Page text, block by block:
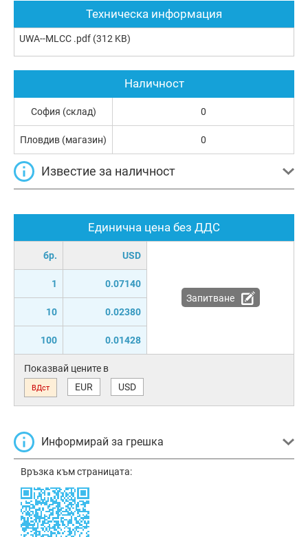
Техническа информация
UWA--MLCC .pdf (312 KB)
Единична цена без ДДС
бр. USD
1 0.07140
10 0.02380
100 0.01428
Запитване
Показвай цените в
ВДст EUR USD
Информирай за грешка
Връзка към страницата:
Наличност
София (склад) 0
Пловдив (магазин) 0
Известие за наличност